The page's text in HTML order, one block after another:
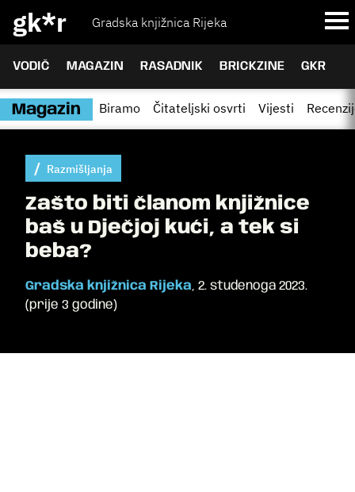
gk*r Gradska knjižnica Rijeka
VODIČ MAGAZIN RASADNIK BRICKZINE GKR
Magazin Biramo Čitateljski osvrti Vijesti
Razmišljanja
Zašto biti članom knjižnice
baš u Dječjoj kući, a tek si
beba?
Gradska knjižnica Rijeka, 2. studenoga 2023.
(prije 3 godine)